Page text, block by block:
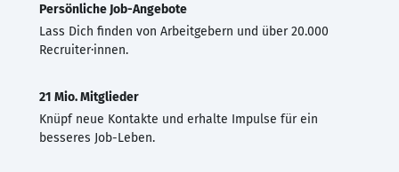
Persönliche Job-Angebote
Lass Dich finden von Arbeitgebern und über 20.000
Recruiter·innen.
21 Mio. Mitglieder
Knüpf neue Kontakte und erhalte Impulse für ein
besseres Job-Leben.